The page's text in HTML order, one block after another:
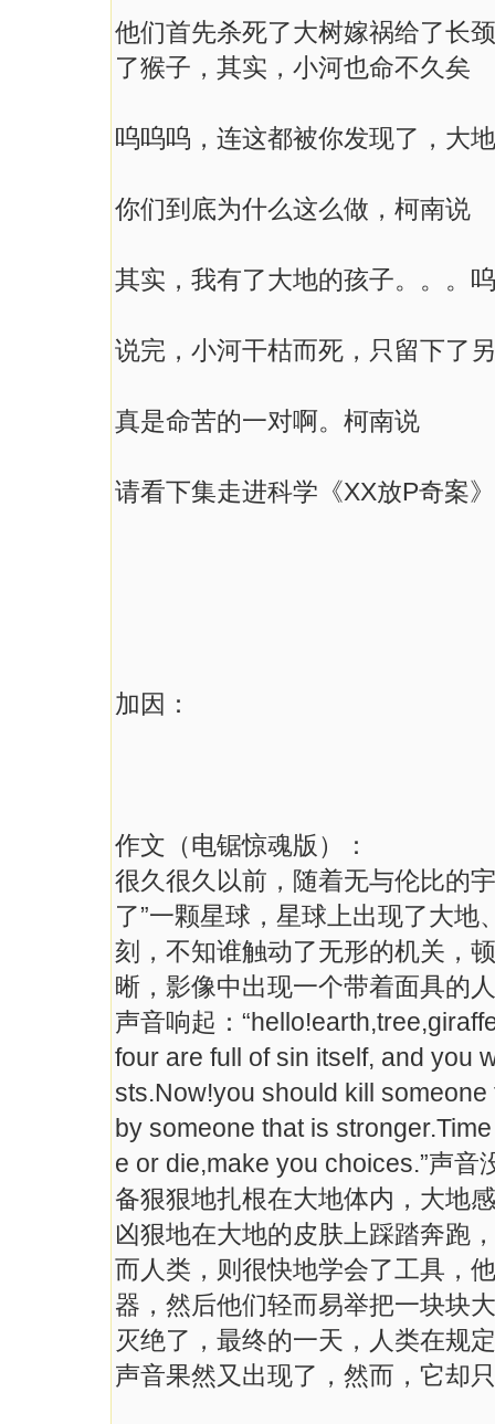
他们首先杀死了大树嫁祸给了长
了猴子，其实，小河也命不久矣
呜呜呜，连这都被你发现了，大
你们到底为什么这么做，柯南说
其实，我有了大地的孩子。。。
说完，小河干枯而死，只留下了
真是命苦的一对啊。柯南说
请看下集走进科学《XX放P奇案》
加因：
作文（电锯惊魂版）：
很久很久以前，随着无与伦比的
了”一颗星球，星球上出现了大
刻，不知谁触动了无形的机关，
晰，影像中出现一个带着面具的
声音响起：
four are full of sin itself, and you
sts.Now!you should kill
by someone that is
e or die,make you choices.”声
备狠狠地扎根在大地体内，大地
凶狠地在大地的皮肤上踩踏奔跑
而人类，则很快地学会了工具，
器，然后他们轻而易举把一块块
灭绝了，最终的一天，人类在规
声音果然又出现了，然而，它却